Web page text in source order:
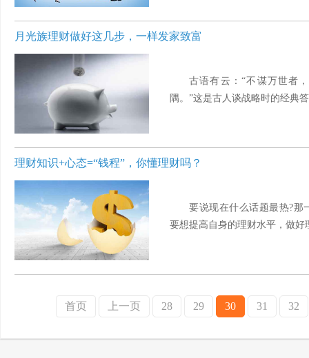
月光族理财做好这几步，一样发家致富
古语有云：“不谋万世者
隅。”这是古人谈战略时的经典
理财知识+心态=“钱程”，你懂理财吗？
要说现在什么话题最热?那
要想提高自身的理财水平，做好
首页 上一页 28 29 30 31 32